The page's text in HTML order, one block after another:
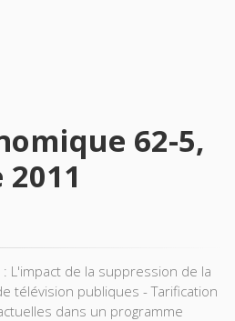
62-5,
L'impact de la suppression de la
télévision publiques - Tarification
dans un programme